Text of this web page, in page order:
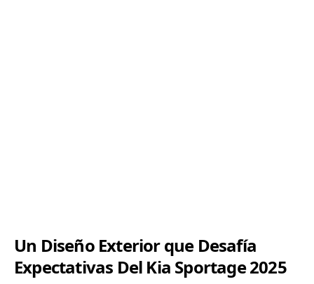
Un Diseño Exterior que Desafía
Expectativas Del Kia Sportage 2025